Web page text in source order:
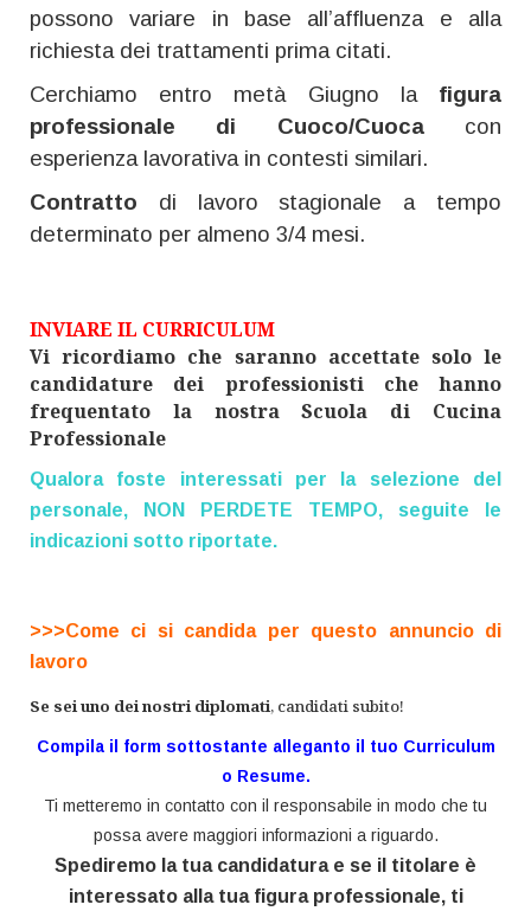
possono variare in base all’affluenza e alla
richiesta dei trattamenti prima citati.
Cerchiamo entro metà Giugno la figura
professionale di Cuoco/Cuoca con
esperienza lavorativa in contesti similari.
Contratto di lavoro stagionale a tempo
determinato per almeno 3/4 mesi.
INVIARE IL CURRICULUM
Vi ricordiamo che saranno accettate solo le
candidature dei professionisti che hanno
frequentato la nostra Scuola di Cucina
Professionale
Qualora foste interessati per la selezione del
personale, NON PERDETE TEMPO, seguite le
indicazioni sotto riportate.
>>>Come ci si candida per questo annuncio di
lavoro
Se sei uno dei nostri diplomati, candidati subito!
Compila il form sottostante alleganto il tuo Curriculum
o Resume.
Ti metteremo in contatto con il responsabile in modo che tu
possa avere maggiori informazioni a riguardo.
Spediremo la tua candidatura e se il titolare è
interessato alla tua figura professionale, ti